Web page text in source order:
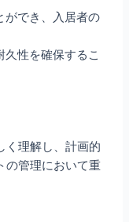
ができ、入居者の
性を確保するこ
く理解し、計画的
の管理において重